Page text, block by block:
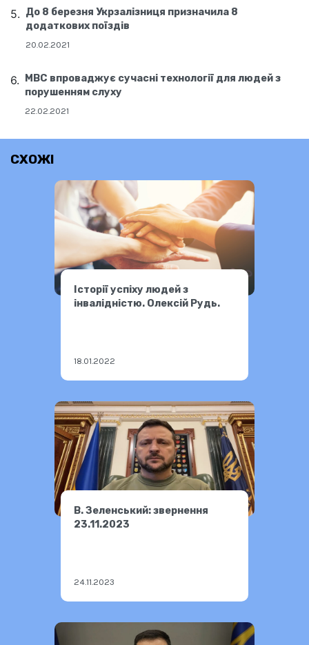
До 8 березня Укрзалізниця призначила 8
додаткових поїздів
20.02.2021
МВС впроваджує сучасні технології для людей з
порушенням слуху
22.02.2021
СХОЖІ
Історії успіху людей з
інвалідністю. Олексій Рудь.
18.01.2022
В. Зеленський: звернення
23.11.2023
24.11.2023